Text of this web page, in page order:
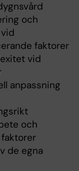
och
faktorer
vid
anpassning
och
de egna